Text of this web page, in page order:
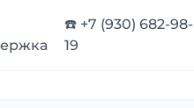
☎️ +7 (930) 682-98-
19